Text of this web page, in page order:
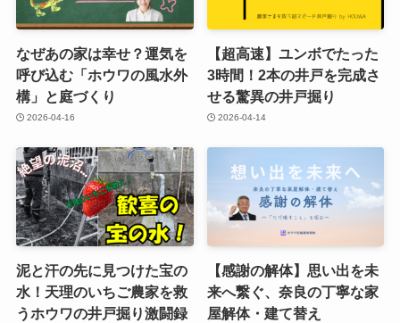
なぜあの家は幸せ？運気を
呼び込む「ホウワの風水外
構」と庭づくり
2026-04-16
【超高速】ユンボでたった
3時間！2本の井戸を完成さ
せる驚異の井戸掘り
2026-04-14
泥と汗の先に見つけた宝の
水！天理のいちご農家を救
うホウワの井戸掘り激闘録
【感謝の解体】思い出を未
来へ繋ぐ、奈良の丁寧な家
屋解体・建て替え